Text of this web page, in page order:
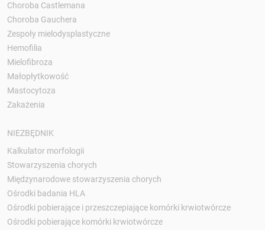
Choroba Castlemana
Choroba Gauchera
Zespoły mielodysplastyczne
Hemofilia
Mielofibroza
Małopłytkowość
Mastocytoza
Zakażenia
NIEZBĘDNIK
Kalkulator morfologii
Stowarzyszenia chorych
Międzynarodowe stowarzyszenia chorych
Ośrodki badania HLA
Ośrodki pobierające i przeszczepiające komórki krwiotwórcze
Ośrodki pobierające komórki krwiotwórcze